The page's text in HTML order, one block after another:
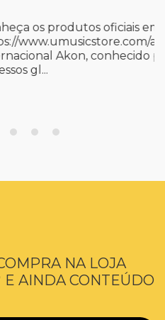
em
akon O astro
por seus
NA LOJA
E AINDA CONTEÚDO